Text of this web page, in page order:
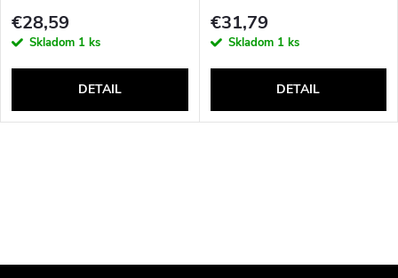
€28,59
Skladom 1 ks
DETAIL
€31,79
Skladom 1 ks
DETAIL